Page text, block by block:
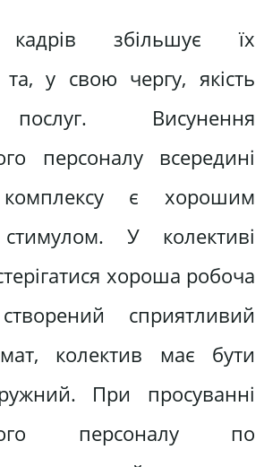
кадрів збільшує їх
та, у свою чергу, якість
Висунення
персоналу всередині
комплексу є хорошим
У колективі
хороша робоча
сприятливий
колектив має бути
При просуванні
персоналу по